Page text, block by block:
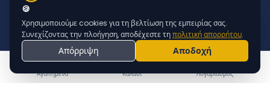
Αγαπημένα Καλάθι Λογαριασμός
Σάββατο – Κυριακή: Κλειστά
NEWSLETTER
Εγγραφείτε για προσφορές & νέα προϊόντα
ΕΓΓΡΑΦΗ
🍪
Χρησιμοποιούμε cookies για τη βελτίωση της εμπειρίας σας.
Συνεχίζοντας την πλοήγηση, αποδέχεστε τηπολιτική απορρήτου.
Απόρριψη Αποδοχή